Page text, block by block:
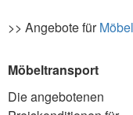
>> Angebote für
Möbeltransport
Die angebotenen